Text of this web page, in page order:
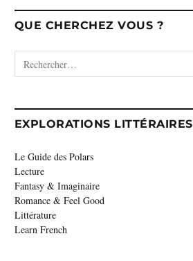
QUE CHERCHEZ VOUS ?
EXPLORATIONS LITTÉRAIRES
Le Guide des Polars
Lecture
Fantasy & Imaginaire
Romance & Feel Good
Littérature
Learn French